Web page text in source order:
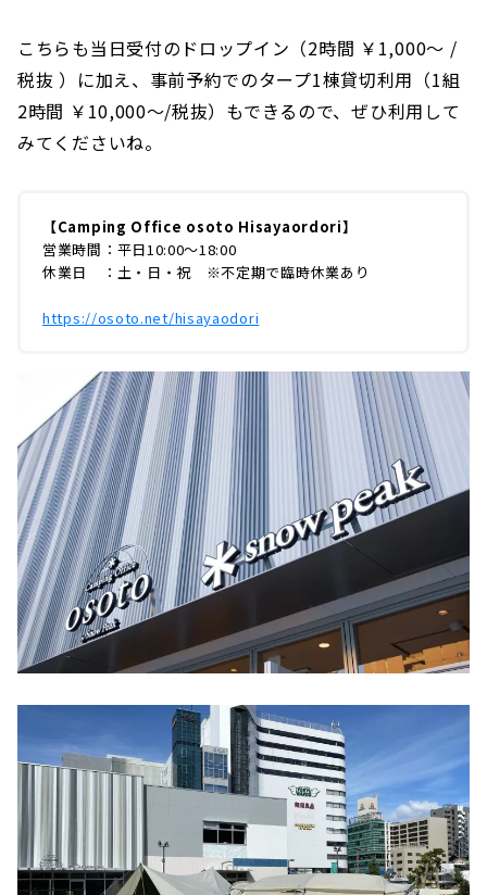
こちらも当日受付のドロップイン（2時間 ￥1,000〜 /
税抜 ）に加え、事前予約でのタープ1棟貸切利用（1組
2時間 ￥10,000～/税抜）もできるので、ぜひ利用して
みてくださいね。
【Camping Office osoto Hisayaordori】
営業時間：平日10:00〜18:00
休業日 ：土・日・祝 ※不定期で臨時休業あり
https://osoto.net/hisayaodori